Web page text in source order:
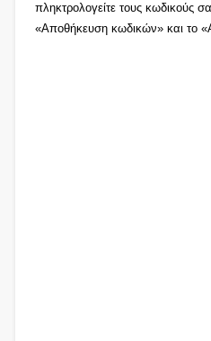
πληκτρολογείτε τους κωδικούς
«Αποθήκευση κωδικών» και το